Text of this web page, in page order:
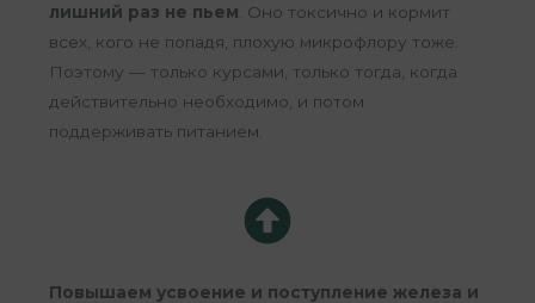
лишний раз не пьем . Оно токсично и кормит
всех, кого не попадя, плохую микрофлору тоже.
Поэтому — только курсами, только тогда, когда
действительно необходимо, и потом
поддерживать питанием.
Повышаем усвоение и поступление железа и